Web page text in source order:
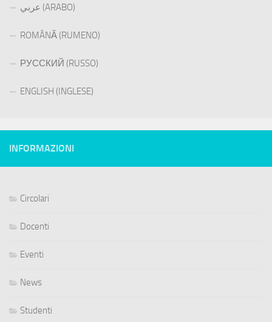
عربي (ARABO)
ROMÂNĂ (RUMENO)
РУССКИЙ (RUSSO)
ENGLISH (INGLESE)
INFORMAZIONI
Circolari
Docenti
Eventi
News
Studenti